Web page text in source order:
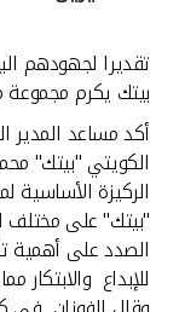
أدوات
خدمات ما
اتصل بنا
تقديرا لجهودهم
بيتك يكرم مجموعة
أكد مساعد المدير
الكويتي "بيتك"
الركيزة الأساسية
"بيتك" على مختلف
الصدد على أهمية
للإبداع